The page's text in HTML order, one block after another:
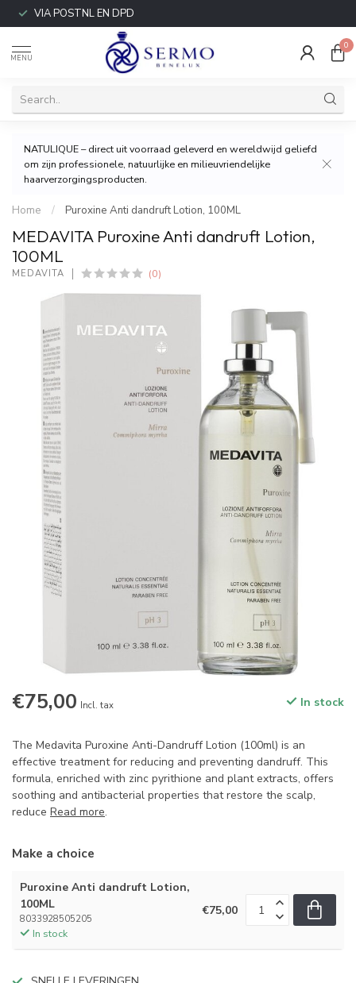
VIA POSTNL EN DPD
MENU
0
NATULIQUE – direct uit voorraad geleverd en wereldwijd geliefd
om zijn professionele, natuurlijke en milieuvriendelijke
haarverzorgingsproducten.
Home / Puroxine Anti dandruft Lotion, 100ML
MEDAVITA Puroxine Anti dandruft Lotion,
100ML
MEDAVITA (0)
€75,00 Incl. tax In stock
The Medavita Puroxine Anti-Dandruff Lotion (100ml) is an
effective treatment for reducing and preventing dandruff. This
formula, enriched with zinc pyrithione and plant extracts, offers
soothing and antibacterial properties that restore the scalp,
reduce Read more.
Make a choice
Puroxine Anti dandruft Lotion,
100ML
8033928505205
In stock
€75,00